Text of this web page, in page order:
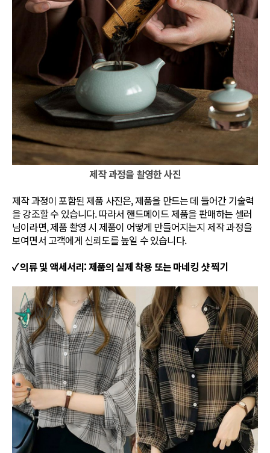
제작 과정을 촬영한 사진
제작 과정이 포함된 제품 사진은, 제품을 만드는 데 들어간 기술력
을 강조할 수 있습니다. 따라서 핸드메이드 제품을 판매하는 셀러
님이라면, 제품 촬영 시 제품이 어떻게 만들어지는지 제작 과정을
보여면서 고객에게 신뢰도를 높일 수 있습니다.
✓ 의류 및 액세서리: 제품의 실제 착용 또는 마네킹 샷 찍기